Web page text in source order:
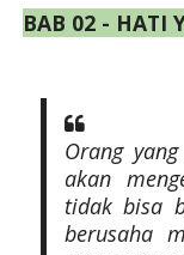
BAB 02 - HATI
Orang
akan
tidak bisa
berusaha